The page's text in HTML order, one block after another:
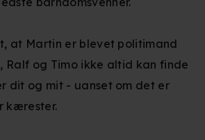
at Martin er blevet politimand
Ralf og Timo ikke altid kan finde
dit og mit - uanset om det er
kærester.